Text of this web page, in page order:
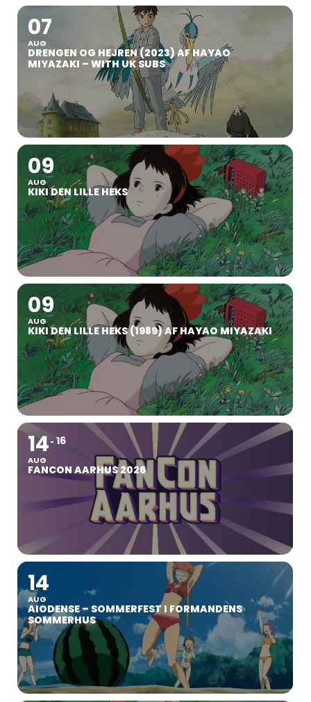
07
AUG
DRENGEN OG HEJREN (2023) AF HAYAO
MIYAZAKI – WITH UK SUBS
09
AUG
KIKI DEN LILLE HEKS
09
AUG
KIKI DEN LILLE HEKS (1989) AF HAYAO MIYAZAKI
14
AUG
16
FANCON AARHUS 2026
14
AUG
AIODENSE – SOMMERFEST I FORMANDENS
SOMMERHUS